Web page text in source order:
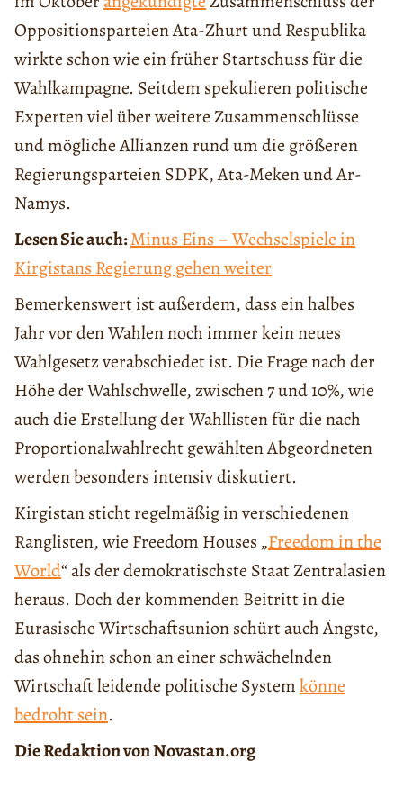
Oppositionsparteien Ata-Zhurt und Respublika
wirkte schon wie ein früher Startschuss für die
Wahlkampagne. Seitdem spekulieren politische
Experten viel über weitere Zusammenschlüsse
und mögliche Allianzen rund um die größeren
Regierungsparteien SDPK, Ata-Meken und Ar-
Namys.
Lesen Sie auch:Minus Eins – Wechselspiele in
Kirgistans Regierung gehen weiter
Bemerkenswert ist außerdem, dass ein halbes
Jahr vor den Wahlen noch immer kein neues
Wahlgesetz verabschiedet ist. Die Frage nach der
Höhe der Wahlschwelle, zwischen 7 und 10%, wie
auch die Erstellung der Wahllisten für die nach
Proportionalwahlrecht gewählten Abgeordneten
werden besonders intensiv diskutiert.
Kirgistan sticht regelmäßig in verschiedenen
Ranglisten, wie Freedom Houses „Freedom in the
World“ als der demokratischste Staat Zentralasien
heraus. Doch der kommenden Beitritt in die
Eurasische Wirtschaftsunion schürt auch Ängste,
das ohnehin schon an einer schwächelnden
Wirtschaft leidende politische Systemkönne
bedroht sein.
Die Redaktion von Novastan.org